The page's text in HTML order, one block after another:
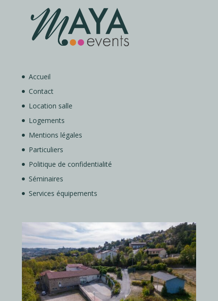
Accueil
Contact
Location salle
Logements
Mentions légales
Particuliers
Politique de confidentialité
Séminaires
Services équipements